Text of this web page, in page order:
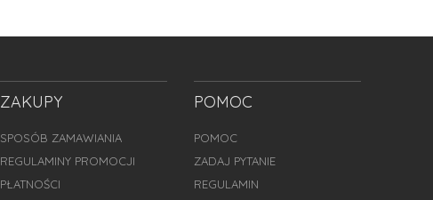
ZAKUPY
SPOSÓB ZAMAWIANIA
REGULAMINY PROMOCJI
PŁATNOŚCI
POMOC
POMOC
ZADAJ PYTANIE
REGULAMIN